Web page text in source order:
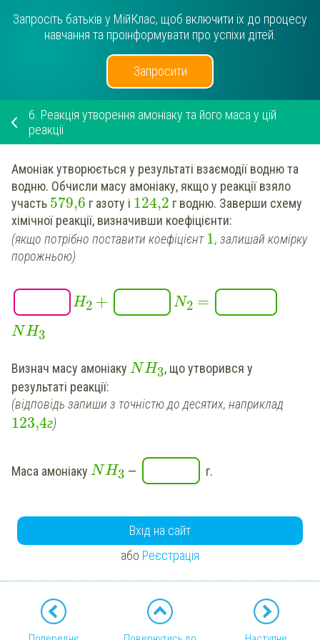
Запросіть батьків у МійКлас, щоб включити їх до процесу
навчання та проінформувати про успіхи дітей.
Запросити
6. Реакція утворення амоніаку та його маса у цій
реакції
Амоніак утворюється у результаті взаємодіїводнюта
водню. Обчисли масу амоніаку, якщо у реакції взяло
участь 579,6 г азоту і 124,2 г водню. Заверши схему
хімічної реакції, визначивши коефіцієнти:
(якщо потрібно поставити коефіцієнт1, залишай комірку
порожньою)
H2 + N2 =
NH3
Визнач масу амоніаку NH3, що утворився у
результаті реакції:
(відповідь запиши з точністю до десятих, наприклад
123,4г)
Маса амоніаку NH3 — г.
Вхід на сайт
або Реєстрація